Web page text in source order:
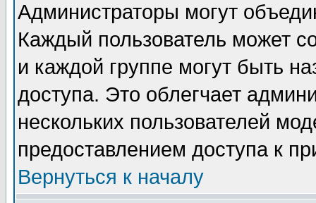
Администраторы могут
Каждый пользователь может
и каждой группе могут быть
доступа. Это облегчает
нескольких пользователей
предоставлением доступа к
Вернуться к началу